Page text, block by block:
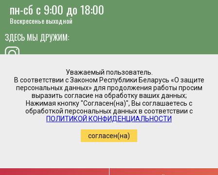
Уважаемый пользователь.
В соответствии с Законом Республики Беларусь «О защите
персональных данных» для продолжения работы просим
выразить согласие на обработку ваших данных;
Нажимая кнопку "Согласен(на)", Вы соглашаетесь с
обработкой персональных данных в соответствии с
ПОЛИТИКОЙ КОНФИДЕНЦИАЛЬНОСТИ
согласен(на)
пн-сб с 9:00 до 18:00
Воскресенье выходной
ЗДЕСЬ МЫ ДРУЖИМ:
хотите предложить идею, похвалить сотрудника или
пожаловаться?
Написать директору
Интернет магазин временно приостановил